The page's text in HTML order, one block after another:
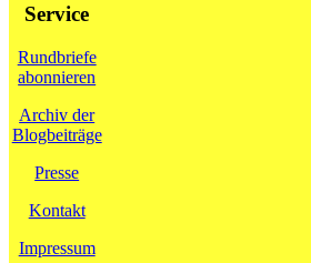
Service
Rundbriefe
abonnieren
Archiv der
Blogbeiträge
Presse
Kontakt
Impressum